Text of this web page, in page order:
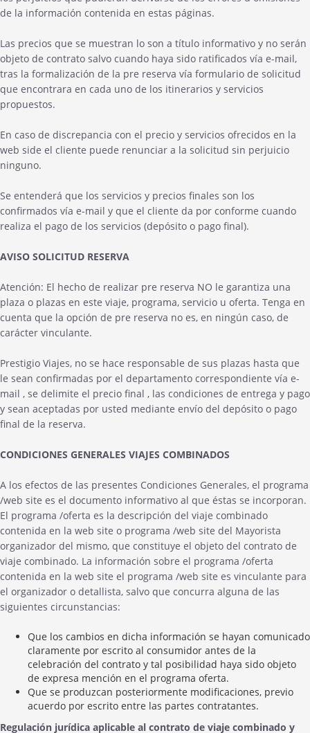
de la información contenida en estas páginas.
Las precios que se muestran lo son a título informativo y no serán
objeto de contrato salvo cuando haya sido ratificados vía e-mail,
tras la formalización de la pre reserva vía formulario de solicitud
que encontrara en cada uno de los itinerarios y servicios
propuestos.
En caso de discrepancia con el precio y servicios ofrecidos en la
web side el cliente puede renunciar a la solicitud sin perjuicio
ninguno.
Se entenderá que los servicios y precios finales son los
confirmados vía e-mail y que el cliente da por conforme cuando
realiza el pago de los servicios (depósito o pago final).
AVISO SOLICITUD RESERVA
Atención: El hecho de realizar pre reserva NO le garantiza una
plaza o plazas en este viaje, programa, servicio u oferta. Tenga en
cuenta que la opción de pre reserva no es, en ningún caso, de
carácter vinculante.
Prestigio Viajes, no se hace responsable de sus plazas hasta que
le sean confirmadas por el departamento correspondiente vía e-
mail , se delimite el precio final , las condiciones de entrega y pago
y sean aceptadas por usted mediante envío del depósito o pago
final de la reserva.
CONDICIONES GENERALES VIAJES COMBINADOS
A los efectos de las presentes Condiciones Generales, el programa
/web site es el documento informativo al que éstas se incorporan.
El programa /oferta es la descripción del viaje combinado
contenida en la web site o programa /web site del Mayorista
organizador del mismo, que constituye el objeto del contrato de
viaje combinado. La información sobre el programa /oferta
contenida en la web site el programa /web site es vinculante para
el organizador o detallista, salvo que concurra alguna de las
siguientes circunstancias:
Que los cambios en dicha información se hayan comunicado
claramente por escrito al consumidor antes de la
celebración del contrato y tal posibilidad haya sido objeto
de expresa mención en el programa oferta.
Que se produzcan posteriormente modificaciones, previo
acuerdo por escrito entre las partes contratantes.
Regulación jurídica aplicable al contrato de viaje combinado y